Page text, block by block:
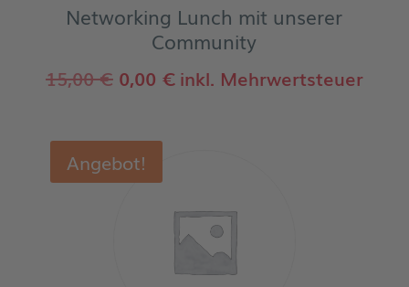
Networking Lunch mit unserer
Community
15,00€ Ursprünglicher
war:
15,00 €
0,00 €Aktueller
inkl. Mehrwertsteuer
Angebot!